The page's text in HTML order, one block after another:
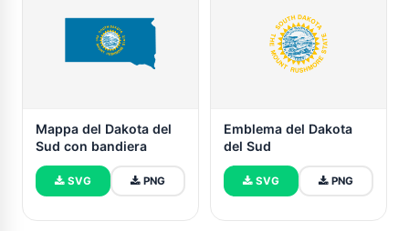
Mappa del Dakota del
Sud con bandiera
SVG PNG
Emblema del Dakota
del Sud
SVG PNG